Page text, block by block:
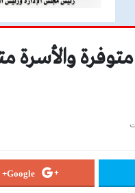
والأسرة
Google+